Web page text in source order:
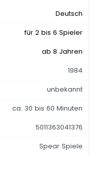
Deutsch
für 2 bis 6 Spieler
ab 8 Jahren
1984
unbekannt
ca. 30 bis 60 Minuten
5011363041376
Spear Spiele